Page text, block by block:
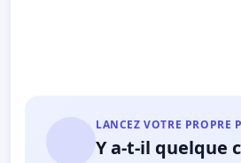
LANCEZ VOTRE PROPRE
Y a-t-il quelque